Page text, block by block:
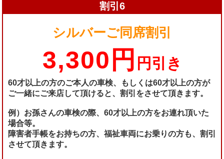
割引6
シルバーご同席割引
3,300円 円引き
60才以上の方のご本人の車検、もしくは60才以上の方が
ご一緒にご来店して頂けると、割引をさせて頂きます。
例）お孫さんの車検の際、60才以上の方をお連れ頂いた
場合等。
障害者手帳をお持ちの方、福祉車両にお乗りの方も、割引
させて頂きます。